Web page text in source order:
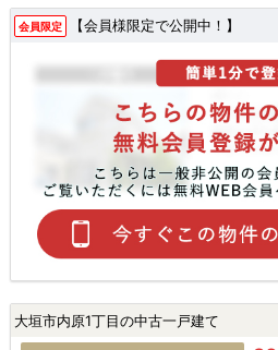
会員限定 【会員様限定で公開中！】
大垣市内原1丁目の中古一戸建て